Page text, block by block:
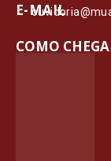
E-MAIL
COMO